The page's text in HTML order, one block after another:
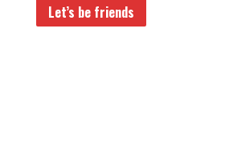
Let’s be friends